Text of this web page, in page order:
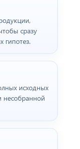
сразу
гипотез.
исходных
несобранной